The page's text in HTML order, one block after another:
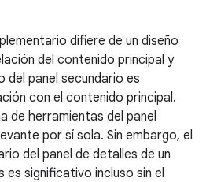
difiere de un diseño
del contenido principal y
del panel secundario es
con el contenido principal.
de herramientas del panel
por sí sola. Sin embargo, el
del panel de detalles de un
significativo incluso sin el